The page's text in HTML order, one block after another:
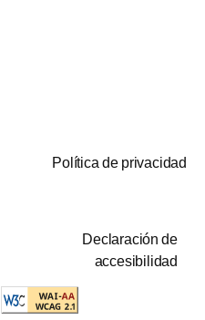
Política de privacidad
Declaración de
accesibilidad